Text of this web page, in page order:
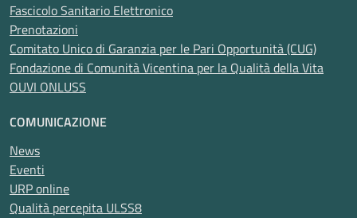
Fascicolo Sanitario Elettronico
Prenotazioni
Comitato Unico di Garanzia per le Pari Opportunità (CUG)
Fondazione di Comunità Vicentina per la Qualità della Vita
OUVI ONLUSS
COMUNICAZIONE
News
Eventi
URP online
Qualità percepita ULSS8